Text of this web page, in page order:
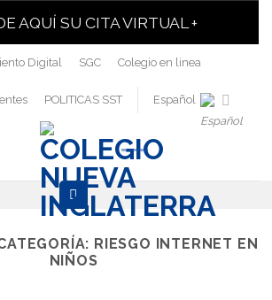
AQUÍ SU CITA VIRTUAL +
Digital SGC Colegio en linea
POLITICAS SST Español
RIESGO INTERNET EN
NIÑOS